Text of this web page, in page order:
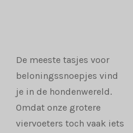
De meeste tasjes voor
beloningssnoepjes vind
je in de hondenwereld.
Omdat onze grotere
viervoeters toch vaak iets